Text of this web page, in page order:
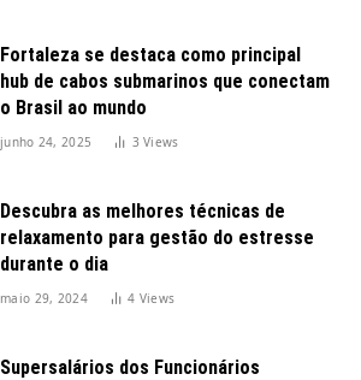
Fortaleza se destaca como principal
hub de cabos submarinos que conectam
o Brasil ao mundo
junho 24, 2025 3Views
Descubra as melhores técnicas de
relaxamento para gestão do estresse
durante o dia
maio 29, 2024 4 Views
Supersalários dos Funcionários